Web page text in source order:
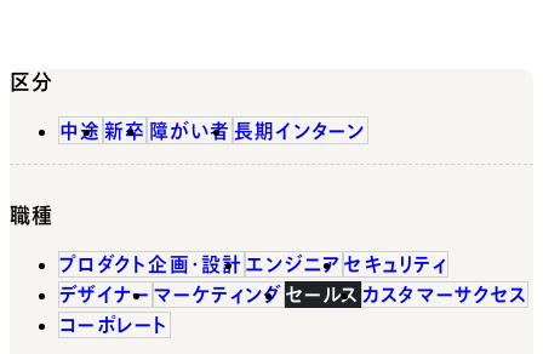
区分
中途 新卒 障がい者 長期インターン
職種
プロダクト企画・設計 エンジニア セキュリティ
デザイナー マーケティング セールス カスタマーサクセス
コーポレート